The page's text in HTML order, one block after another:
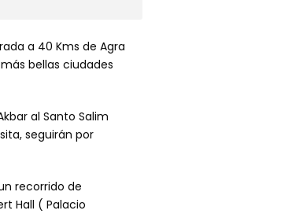
a 40 Kms de Agra
bellas ciudades
al Santo Salim
seguirán por
recorrido de
Hall ( Palacio